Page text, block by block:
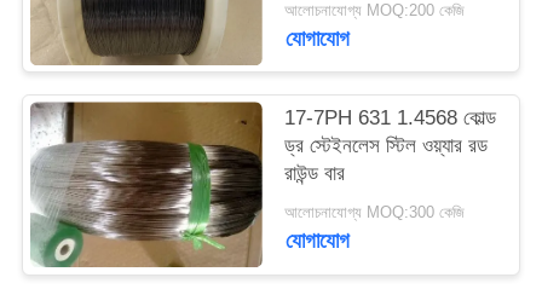
PRIVACY
POLICY
আলোচনাযোগ্য MOQ:200 কেজি
যোগাযোগ
17-7PH 631 1.4568 কোল্ড
ড্র স্টেইনলেস স্টিল ওয়্যার রড
রাউন্ড বার
আলোচনাযোগ্য MOQ:300 কেজি
যোগাযোগ